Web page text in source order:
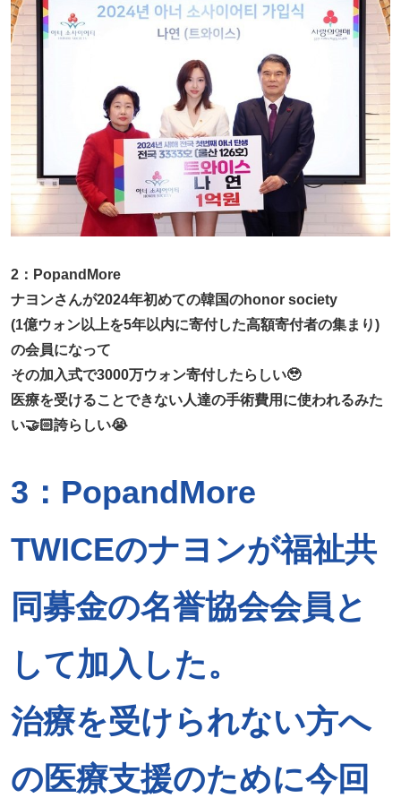
2：PopandMore
ナヨンさんが2024年初めての韓国のhonor society
(1億ウォン以上を5年以内に寄付した高額寄付者の集まり)
の会員になって
その加入式で3000万ウォン寄付したらしい🥹
医療を受けることできない人達の手術費用に使われるみた
い🤝🏻誇らしい😭
3：PopandMore
TWICEのナヨンが福祉共
同募金の名誉協会会員と
して加入した。
治療を受けられない方へ
の医療支援のために今回